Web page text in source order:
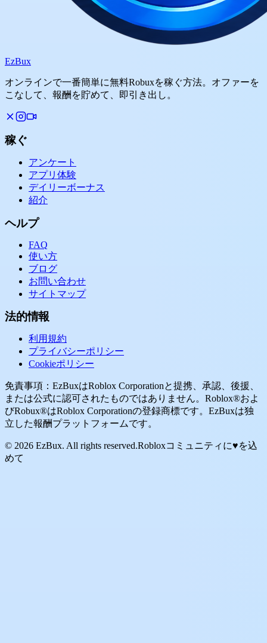
EzBux
オンラインで一番簡単に無料Robuxを稼ぐ方法。オファーを
こなして、報酬を貯めて、即引き出し。
稼ぐ
アンケート
アプリ体験
デイリーボーナス
紹介
ヘルプ
FAQ
使い方
ブログ
お問い合わせ
サイトマップ
法的情報
利用規約
プライバシーポリシー
Cookieポリシー
免責事項：EzBuxはRoblox Corporationと提携、承認、後援、
または公式に認可されたものではありません。Roblox®およ
びRobux®はRoblox Corporationの登録商標です。EzBuxは独
立した報酬プラットフォームです。
© 2026 EzBux. All rights reserved.Robloxコミュニティに♥を込
めて